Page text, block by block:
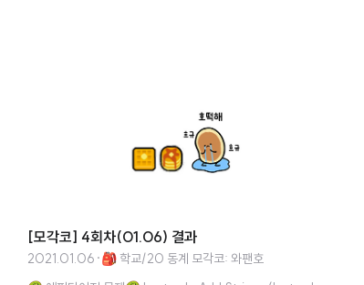
[모각코] 4회차(01.06) 결과
2021.01.06 ·🎒 학교/20 동계 모각코: 와팬호